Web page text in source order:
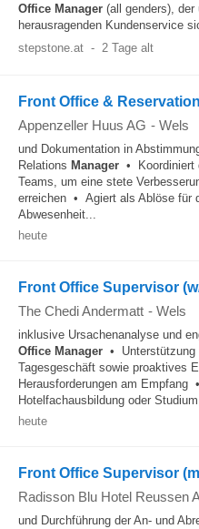
Office Manager (all genders), der
herausragenden Kundenservice
stepstone.at - 2 Tage alt
Front Office &
Appenzeller Huus AG - Wels
und Dokumentation in
Relations Manager • Koordiniert
Teams, um eine stete
erreichen • Agiert als Ablöse für
Abwesenheit...
heute
Front Office Supervisor
The Chedi Andermatt - Wels
inklusive Ursachenanalyse und
Office Manager • Unterstützung
Tagesgeschäft sowie proaktives
Herausforderungen am Empfang
Hotelfachausbildung oder
heute
Front Office Supervisor
Radisson Blu Hotel Reussen
und Durchführung der An- und